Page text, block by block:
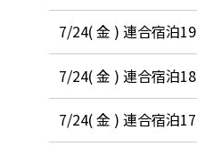
7/24( 金 ) 連合宿泊19
7/24( 金 ) 連合宿泊18
7/24( 金 ) 連合宿泊17